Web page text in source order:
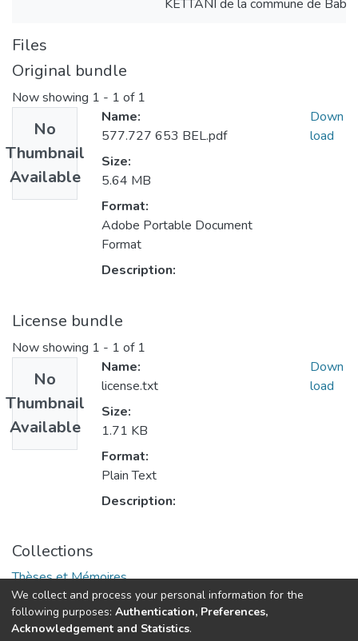
KETTANI de la commune de Bab
Files
Original bundle
Now showing 1 - 1 of 1
No
Thumbnail
Available
Name:
577.727 653 BEL.pdf
Size:
5.64 MB
Format:
Adobe Portable Document
Format
Description:
Down
load
License bundle
Now showing 1 - 1 of 1
No
Thumbnail
Available
Name:
license.txt
Size:
1.71 KB
Format:
Plain Text
Description:
Down
load
Collections
Thèses et Mémoires
We collect and process your personal information for the
following purposes: Authentication, Preferences,
Acknowledgement and Statistics.